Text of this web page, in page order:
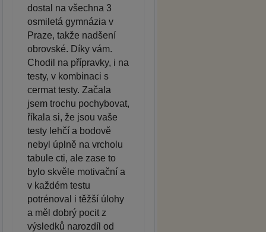
dostal na všechna 3
osmiletá gymnázia v
Praze, takže nadšení
obrovské. Díky vám.
Chodil na přípravky, i na
testy, v kombinaci s
cermat testy. Začala
jsem trochu pochybovat,
říkala si, že jsou vaše
testy lehčí a bodově
nebyl úplně na vrcholu
tabule cti, ale zase to
bylo skvěle motivační a
v každém testu
potrénoval i těžší úlohy
a měl dobrý pocit z
výsledků narozdíl od